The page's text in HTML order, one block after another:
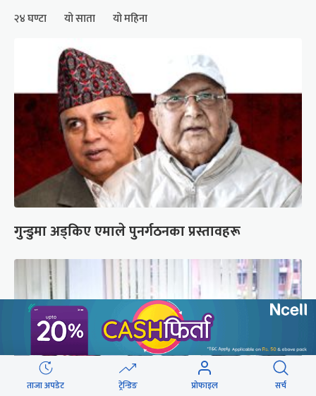
२४ घण्टा यो साता यो महिना
गुन्डुमा अड्किए एमाले पुनर्गठनका प्रस्तावहरू
ताजा अपडेट ट्रेन्डिङ प्रोफाइल सर्च